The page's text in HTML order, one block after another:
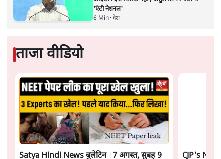
लड़ेगी CJP!
दिल्ली
Urmilesh Exposes Voter List Plan: क्या
पिछड़ों और दलितों का वोट काट देगी BJP?
विश्लेषण
भागवत बोले- 'जेन ज़ी पर आँख मूंदकर भरोसा,
आंदोलन देश-विरोधी नहीं'; अतुल लिमये बोले थे-
'एंटी नेशनल'
6 Min • देश